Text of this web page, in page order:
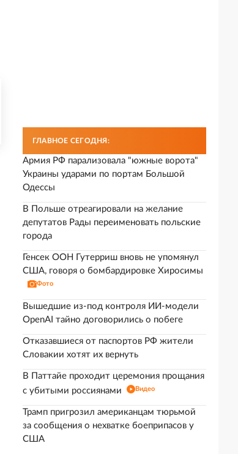
ГЛАВНОЕ СЕГОДНЯ:
Армия РФ парализовала "южные ворота"
Украины ударами по портам Большой
Одессы
В Польше отреагировали на желание
депутатов Рады переименовать польские
города
Генсек ООН Гутерриш вновь не упомянул
США, говоря о бомбардировке Хиросимы
Фото
Вышедшие из-под контроля ИИ-модели
OpenAI тайно договорились о побеге
Отказавшиеся от паспортов РФ жители
Словакии хотят их вернуть
В Паттайе проходит церемония прощания
с убитыми россиянами
Видео
Трамп пригрозил американцам тюрьмой
за сообщения о нехватке боеприпасов у
США